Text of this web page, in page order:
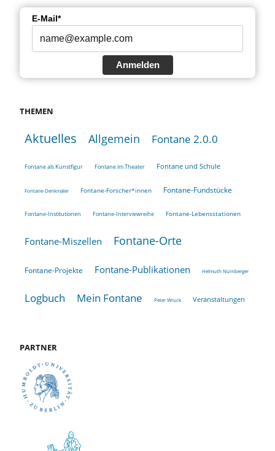
E-Mail*
Anmelden
THEMEN
Aktuelles Allgemein Fontane 2.0.0
Fontane als Kunstfigur Fontane im Theater Fontane und Schule
Fontane-Denkmäler Fontane-Forscher*innen Fontane-Fundstücke
Fontane-Institutionen Fontane-Interviewreihe Fontane-Lebensstationen
Fontane-Miszellen Fontane-Orte
Fontane-Projekte Fontane-Publikationen Helmuth Nürnberger
Logbuch Mein Fontane Peter Wruck Veranstaltungen
PARTNER